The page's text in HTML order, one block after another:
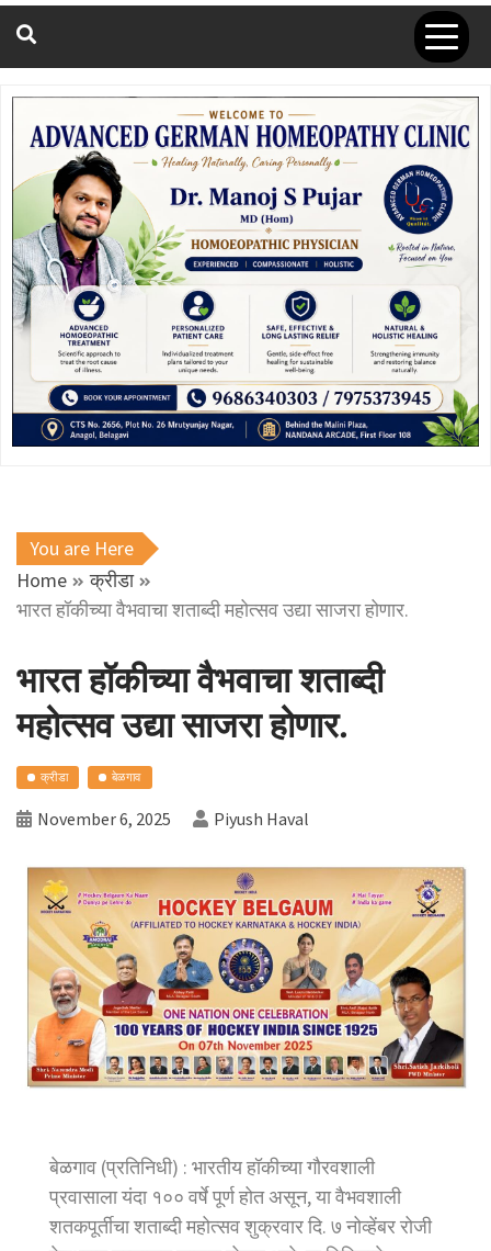
You are Here
Home
क्रीडा
भारत हॉकीच्या वैभवाचा शताब्दी महोत्सव उद्या साजरा होणार.
भारत हॉकीच्या वैभवाचा शताब्दी
महोत्सव उद्या साजरा होणार.
क्रीडा बेळगाव
November 6, 2025 Piyush Haval
बेळगाव (प्रतिनिधी) : भारतीय हॉकीच्या गौरवशाली
प्रवासाला यंदा १०० वर्षे पूर्ण होत असून, या वैभवशाली
शतकपूर्तीचा शताब्दी महोत्सव शुक्रवार दि. ७ नोव्हेंबर रोजी